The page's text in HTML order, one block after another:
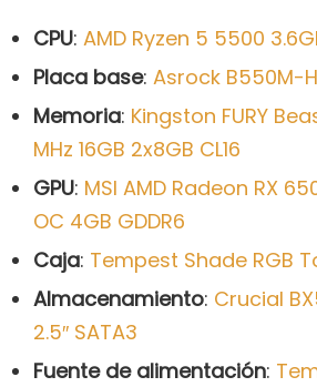
CPU: AMD Ryzen 5 5500
Placa base: Asrock B550M-
Memoria: Kingston FURY
MHz 16GB 2x8GB CL16
GPU: MSI AMD Radeon RX
OC 4GB GDDR6
Caja: Tempest Shade RGB
Almacenamiento: Crucial
2.5″ SATA3
Fuente de alimentación: